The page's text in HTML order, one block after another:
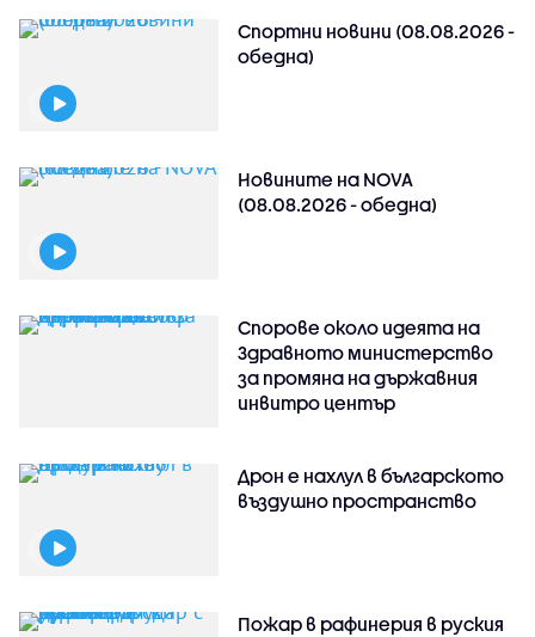
Спортни новини (08.08.2026 -
обедна)
Новините на NOVA
(08.08.2026 - обедна)
Спорове около идеята на
Здравното министерство
за промяна на държавния
инвитро център
Дрон е нахлул в българското
въздушно пространство
Пожар в рафинерия в руския